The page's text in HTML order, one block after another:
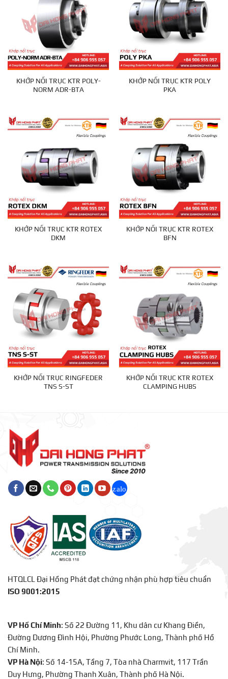
KHỚP NỐI TRỤC KTR POLY-
NORM ADR-BTA
KHỚP NỐI TRỤC KTR POLY
PKA
KHỚP NỐI TRỤC KTR ROTEX
DKM
KHỚP NỐI TRỤC KTR ROTEX
BFN
KHỚP NỐI TRỤC RINGFEDER
TNS S-ST
KHỚP NỐI TRỤC KTR ROTEX
CLAMPING HUBS
HTQLCL Đại Hồng Phát đạt chứng nhận phù hợp tiêu chuẩn
ISO 9001:2015
VP Hồ Chí Minh: Số 22 Đường 11, Khu dân cư Khang Điền,
Đường Dương Đình Hội, Phường Phước Long, Thành phố Hồ
Chí Minh.
VP Hà Nội: Số 14-15A, Tầng 7, Tòa nhà Charmvit, 117 Trần
Duy Hưng, Phường Thanh Xuân, Thành phố Hà Nội.